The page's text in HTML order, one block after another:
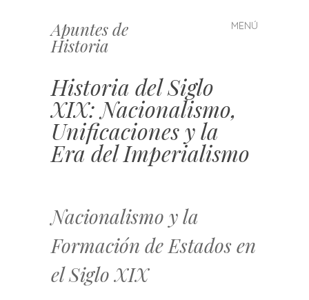
Apuntes de
Historia
MENÚ
Saltar
al
Historia del Siglo
XIX: Nacionalismo,
Unificaciones y la
Era del Imperialismo
Nacionalismo y la
Formación de Estados en
el Siglo XIX